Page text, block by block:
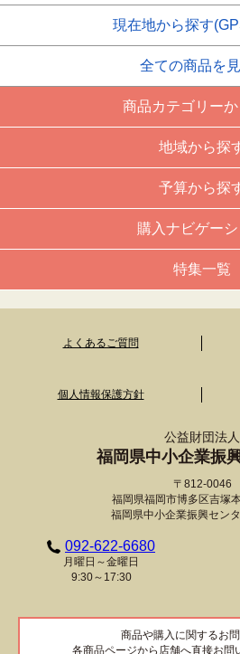
現在地から探す
全ての商品を
商品カテゴリー
地域から探
予算から探
購入ナビゲー
特集一覧
よくあるご質問
個人情報保護方針
公益財団法人
福岡県中小企業振
〒812-0046
福岡県福岡市博多区吉塚
福岡県中小企業振興セン
092-622-6680
月曜日～金曜日
9:30～17:30
商品や購入に関するお問
各商品ページから店舗へ直接お問